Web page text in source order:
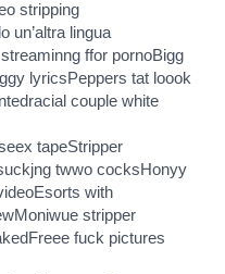
stripping
un’altra lingua
ffor pornoBigg
lyricsPeppers tat loook
couple white
tapeStripper
twwo cocksHonyy
with
stripper
fuck pictures